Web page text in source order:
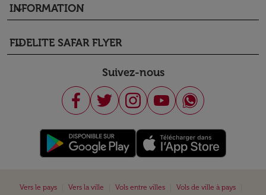
INFORMATION
keyboard_arrow_down
FIDELITE SAFAR FLYER
keyboard_arrow_down
Suivez-nous
Vers le pays Vers la ville Vols entre villes Vols de ville à pays